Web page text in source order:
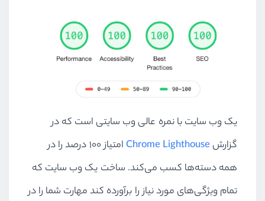
یک وب سایت با نمره عالی وب سایتی است که در
گزارش Chrome Lighthouse
امتیاز ۱۰۰ درصد را در
همه دسته‌ها کسب می‌کند. ساخت یک وب سایت که
تمام ویژگی‌های مورد نیاز را برآورده کند مهارت شما را در